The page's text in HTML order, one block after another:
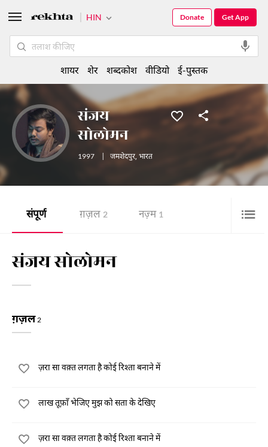
संजय
सोलोमन
1997 जमशेदपुर, भारत
संपूर्ण ग़ज़ल 2 नज़्म 1
संजय सोलोमन
ग़ज़ल2
ज़रा सा वक़्त लगता है कोई रिश्ता बनाने में
लाख तूफ़ाँ भेजिए मुझ को सता के देखिए
ज़रा सा वक़्त लगता है कोई रिश्ता बनाने में
HIN Get App
Donate
शायर शेर शब्दकोश वीडियो ई-पुस्तक